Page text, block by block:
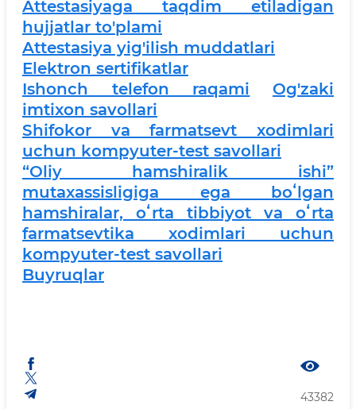
Attestasiyaga taqdim etiladigan
hujjatlar to'plami
Attestasiya yig'ilish muddatlari
Elektron sertifikatlar
Ishonch telefon raqami
Og'zaki
imtixon savollari
Shifokor va farmatsevt xodimlari
uchun kompyuter-test savollari
“Oliy hamshiralik ishi”
mutaxassisligiga ega boʻlgan
hamshiralar, oʻrta tibbiyot va oʻrta
farmatsevtika xodimlari uchun
kompyuter-test savollari
Buyruqlar
43382